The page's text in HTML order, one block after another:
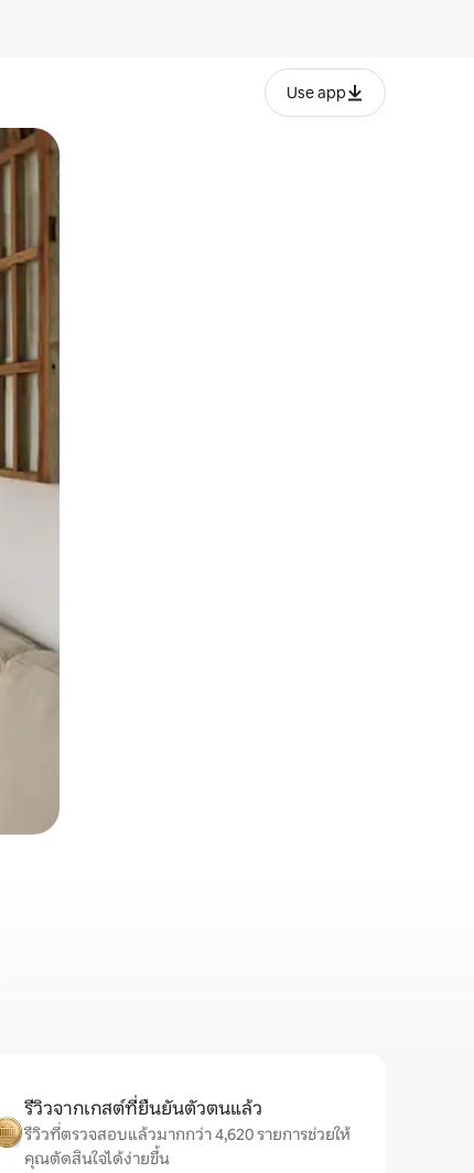
Use app
รีวิวจากเกสต์ที่ยืนยันตัวตนแล้ว
รีวิวที่ตรวจสอบแล้วมากกว่า 4,620 รายการช่วยให้
คุณตัดสินใจได้ง่ายขึ้น